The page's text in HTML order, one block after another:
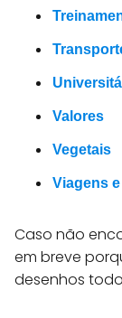
Valores
Vegetais
Viagens
Caso não
em breve
desenhos